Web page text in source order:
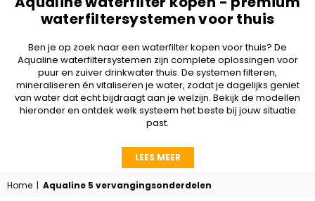
waterfiltersystemen voor thuis
Ben je op zoek naar een waterfilter kopen voor thuis? De
Aqualine waterfiltersystemen zijn complete oplossingen voor
puur en zuiver drinkwater thuis. De systemen filteren,
mineraliseren én vitaliseren je water, zodat je dagelijks geniet
van water dat echt bijdraagt aan je welzijn. Bekijk de modellen
hieronder en ontdek welk systeem het beste bij jouw situatie
past.
LEES MEER
Home | Aqualine 5 vervangingsonderdelen